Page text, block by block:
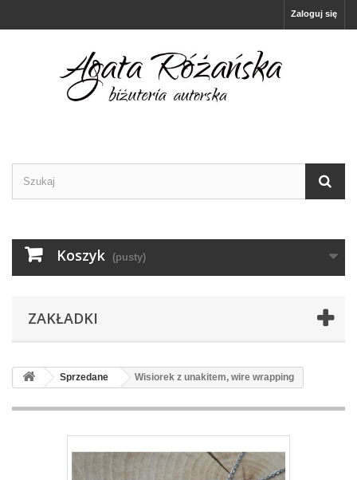
Zaloguj się
Koszyk (pusty)
ZAKŁADKI
Sprzedane Wisiorek z unakitem, wire wrapping